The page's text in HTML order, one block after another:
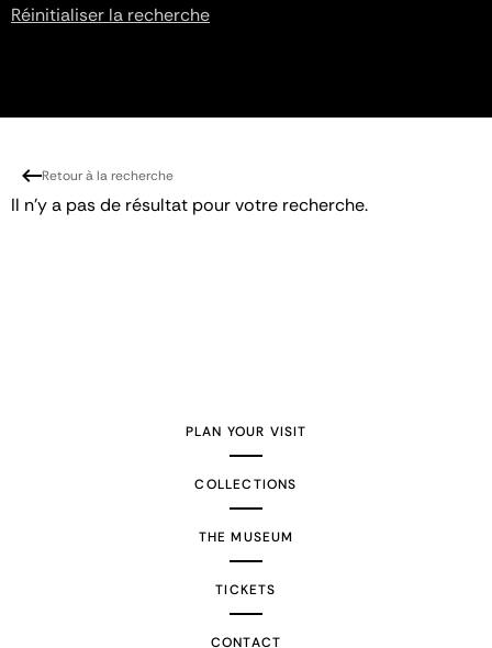
Réinitialiser la recherche
Retour à la recherche
Il n'y a pas de résultat pour votre recherche.
PLAN YOUR VISIT
COLLECTIONS
THE MUSEUM
TICKETS
CONTACT